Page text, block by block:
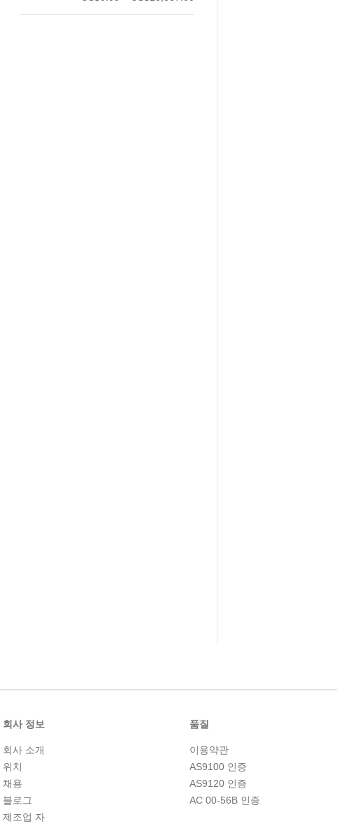
회사 정보
회사 소개
위치
채용
블로그
제조업 자
품질
이용약관
AS9100 인증
AS9120 인증
AC 00-56B 인증